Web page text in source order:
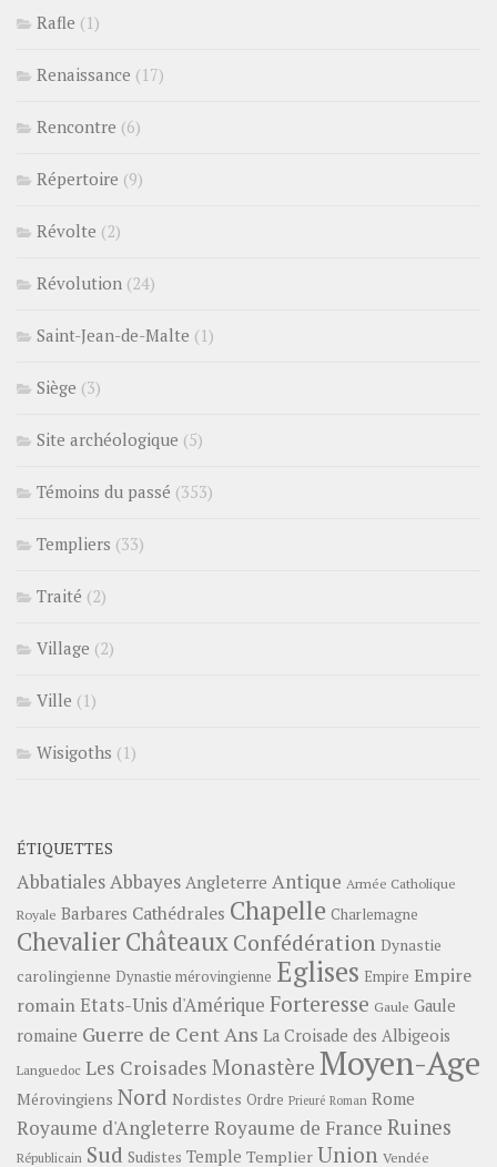
Rafle (1)
Renaissance (17)
Rencontre (6)
Répertoire (9)
Révolte (2)
Révolution (24)
Saint-Jean-de-Malte (1)
Siège (3)
Site archéologique (5)
Témoins du passé (353)
Templiers (33)
Traité (2)
Village (2)
Ville (1)
Wisigoths (1)
ÉTIQUETTES
Abbatiales Abbayes Angleterre Antique Armée Catholique
Royale Barbares Cathédrales Chapelle Charlemagne
ChevalierChâteauxConfédération Dynastie
carolingienne Dynastie mérovingienne Eglises Empire Empire
romainEtats-Unis d'Amérique Forteresse Gaule Gaule
romaine Guerre de Cent Ans La Croisade des Albigeois
Languedoc Les Croisades Monastère Moyen-Age
Mérovingiens Nord Nordistes Ordre Prieuré Roman Rome
Royaume d'Angleterre Royaume de France Ruines
Républicain Sud Sudistes Temple Templier Union Vendée